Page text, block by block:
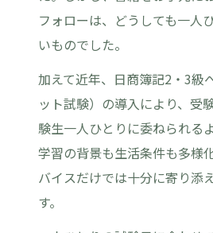
フォローは、どうしても一人
いものでした。
加えて近年、日商簿記2・3級
ット試験）の導入により、受
験生一人ひとりに委ねられる
学習の背景も生活条件も多様
バイスだけでは十分に寄り添
す。